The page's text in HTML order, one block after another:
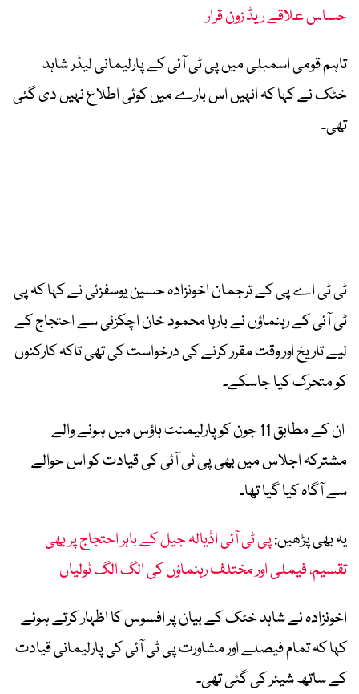
حساس علاقے ریڈ زون قرار
تاہم قومی اسمبلی میں پی ٹی آئی کے پارلیمانی لیڈر شاہد
خٹک نے کہا کہ انہیں اس بارے میں کوئی اطلاع نہیں دی گئی
تھی۔
ٹی ٹی اے پی کے ترجمان اخونزادہ حسین یوسفزئی نے کہا کہ پی
ٹی آئی کے رہنماؤں نے بارہا محمود خان اچکزئی سے احتجاج کے
لیے تاریخ اور وقت مقرر کرنے کی درخواست کی تھی تاکہ کارکنوں
کو متحرک کیا جاسکے۔
ان کے مطابق 11 جون کو پارلیمنٹ ہاؤس میں ہونے والے
مشترکہ اجلاس میں بھی پی ٹی آئی کی قیادت کو اس حوالے
سے آگاہ کیا گیا تھا۔
یہ بھی پڑھیں:پی ٹی آئی اڈیالہ جیل کے باہر احتجاج پر بھی
تقسیم، فیملی اور مختلف رہنماؤں کی الگ الگ ٹولیاں
اخونزادہ نے شاہد خٹک کے بیان پر افسوس کا اظہار کرتے ہوئے
کہا کہ تمام فیصلے اور مشاورت پی ٹی آئی کی پارلیمانی قیادت
کے ساتھ شیئر کی گئی تھی۔